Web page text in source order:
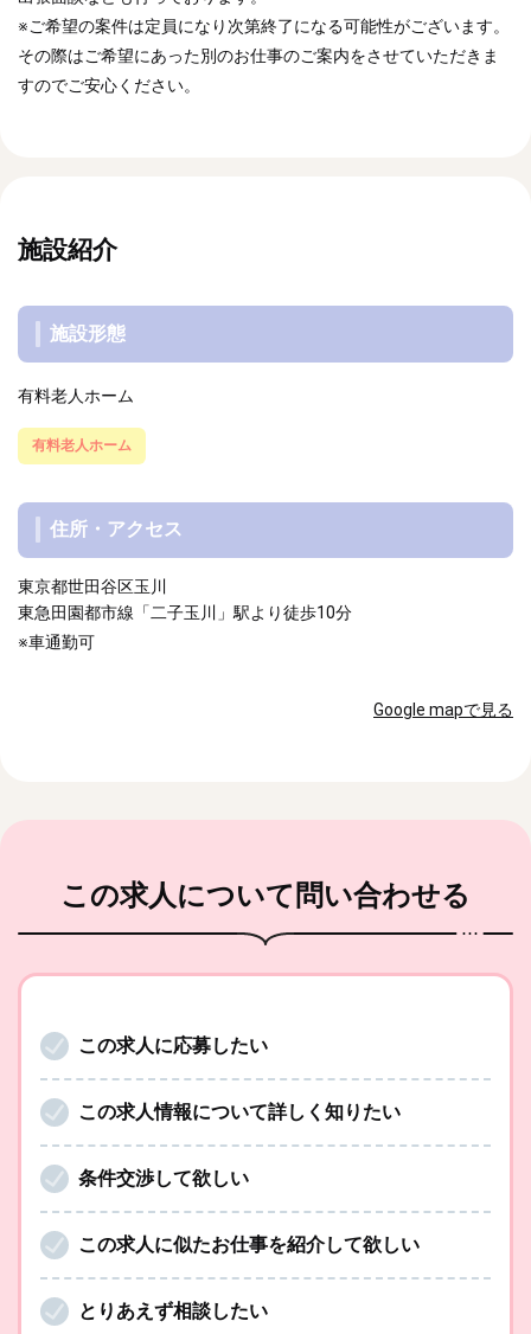
※ご希望の案件は定員になり次第終了になる可能性がございます。
その際はご希望にあった別のお仕事のご案内をさせていただきま
すのでご安心ください。
施設紹介
施設形態
有料老人ホーム
有料老人ホーム
住所・アクセス
東京都世田谷区玉川
東急田園都市線「二子玉川」駅より徒歩10分
※車通勤可
Google mapで見る
この求人について問い合わせる
この求人に応募したい
この求人情報について詳しく知りたい
条件交渉して欲しい
この求人に似たお仕事を紹介して欲しい
とりあえず相談したい